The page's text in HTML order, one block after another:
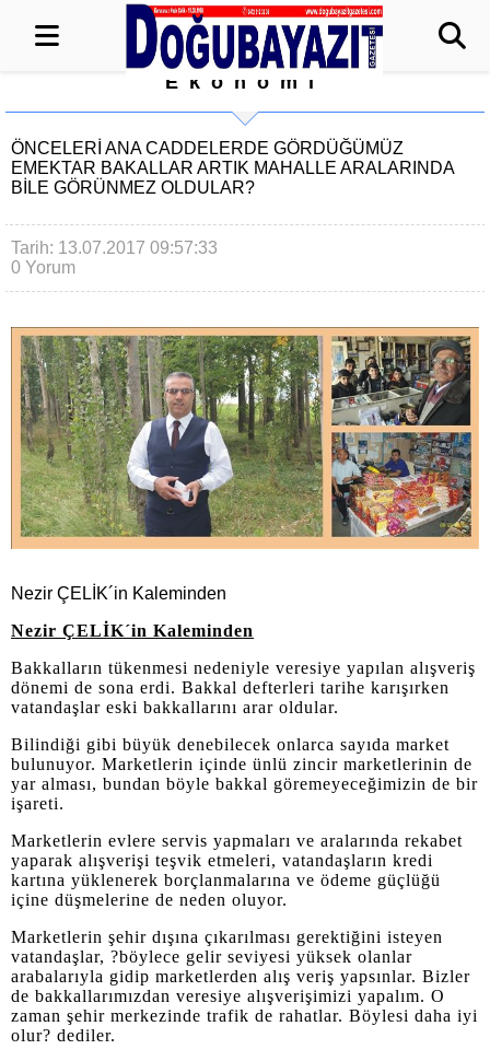
Ekonomi
ÖNCELERİ ANA CADDELERDE GÖRDÜĞÜMÜZ
EMEKTAR BAKALLAR ARTIK MAHALLE ARALARINDA
BİLE GÖRÜNMEZ OLDULAR?
Tarih: 13.07.2017 09:57:33
0 Yorum
Nezir ÇELİK´in Kaleminden
Nezir ÇELİK´in Kaleminden
Bakkalların tükenmesi nedeniyle veresiye yapılan alışveriş
dönemi de sona erdi. Bakkal defterleri tarihe karışırken
vatandaşlar eski bakkallarını arar oldular.
Bilindiği gibi büyük denebilecek onlarca sayıda market
bulunuyor. Marketlerin içinde ünlü zincir marketlerinin de
yar alması, bundan böyle bakkal göremeyeceğimizin de bir
işareti.
Marketlerin evlere servis yapmaları ve aralarında rekabet
yaparak alışverişi teşvik etmeleri, vatandaşların kredi
kartına yüklenerek borçlanmalarına ve ödeme güçlüğü
içine düşmelerine de neden oluyor.
Marketlerin şehir dışına çıkarılması gerektiğini isteyen
vatandaşlar, ?böylece gelir seviyesi yüksek olanlar
arabalarıyla gidip marketlerden alış veriş yapsınlar. Bizler
de bakkallarımızdan veresiye alışverişimizi yapalım. O
zaman şehir merkezinde trafik de rahatlar. Böylesi daha iyi
olur? dediler.